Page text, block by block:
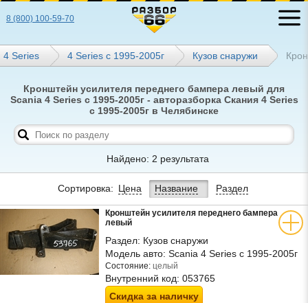
8 (800) 100-59-70
4 Series 4 Series с 1995-2005г Кузов снаружи
Кронштейн усилителя переднего бампера левый для
Scania 4 Series с 1995-2005г - авторазборка Скания 4 Series
с 1995-2005г в Челябинске
Найдено: 2 результата
Сортировка: Цена Название Раздел
Кронштейн усилителя переднего бампера
левый
Раздел: Кузов снаружи
Модель авто: Scania 4 Series с 1995-2005г
Состояние: целый
Внутренний код: 053765
Скидка за наличку